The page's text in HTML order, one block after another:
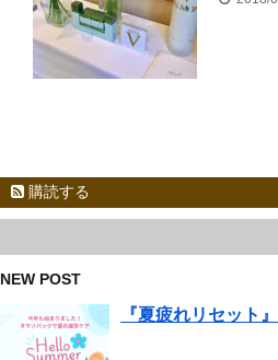
購読する
NEW POST
『夏疲れリセット